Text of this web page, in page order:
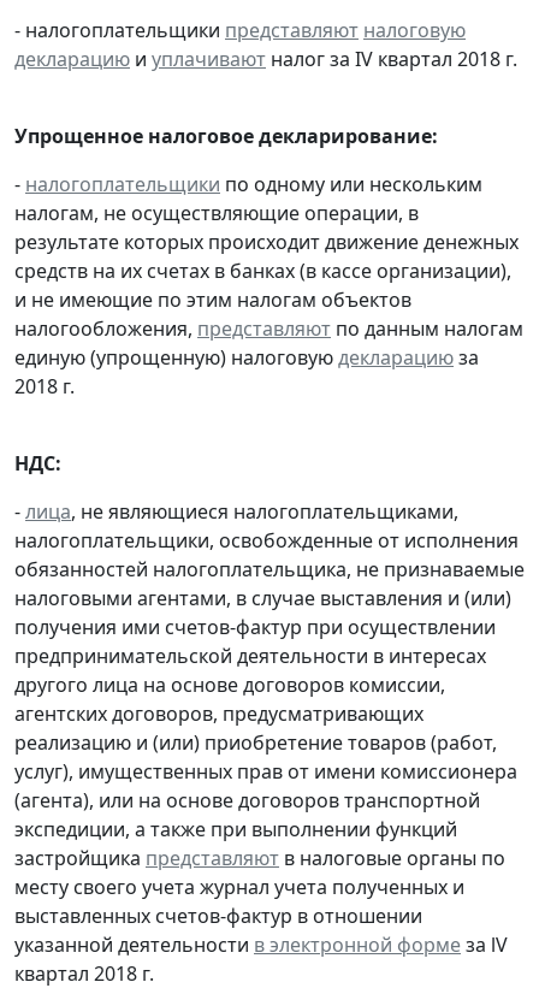
- налогоплательщики представляют налоговую
декларацию и уплачивают налог за IV квартал 2018 г.
Упрощенное налоговое декларирование:
- налогоплательщики по одному или нескольким
налогам, не осуществляющие операции, в
результате которых происходит движение денежных
средств на их счетах в банках (в кассе организации),
и не имеющие по этим налогам объектов
налогообложения, представляют по данным налогам
единую (упрощенную) налоговуюдекларациюза
2018 г.
НДС:
-лица, не являющиеся налогоплательщиками,
налогоплательщики, освобожденные от исполнения
обязанностей налогоплательщика, не признаваемые
налоговыми агентами, в случае выставления и (или)
получения ими счетов-фактур при осуществлении
предпринимательской деятельности в интересах
другого лица на основе договоров комиссии,
агентских договоров, предусматривающих
реализацию и (или) приобретение товаров (работ,
услуг), имущественных прав от имени комиссионера
(агента), или на основе договоров транспортной
экспедиции, а также при выполнении функций
застройщика представляют в налоговые органы по
месту своего учета журнал учета полученных и
выставленных счетов-фактур в отношении
указанной деятельности в электронной формеза lV
квартал 2018 г.